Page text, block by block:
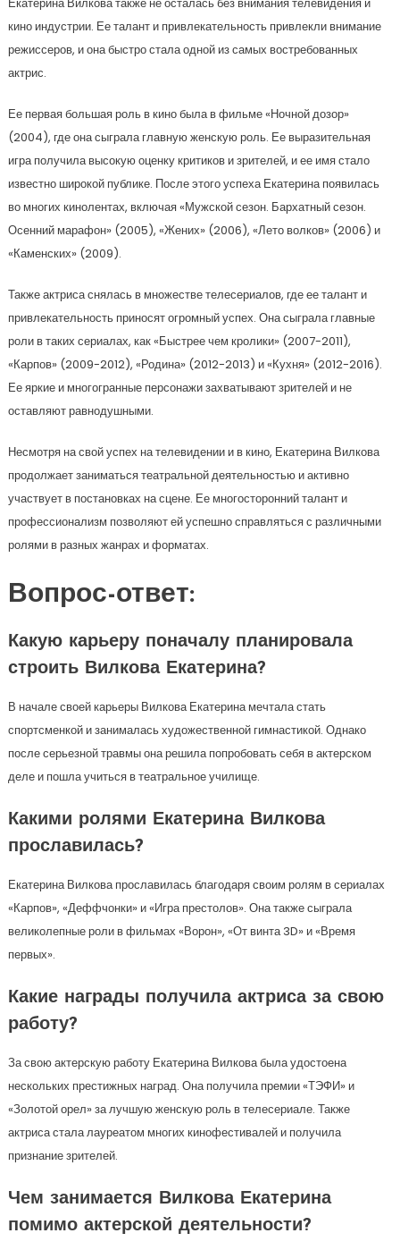
Екатерина Вилкова также не осталась без внимания телевидения и
кино индустрии. Ее талант и привлекательность привлекли внимание
режиссеров, и она быстро стала одной из самых востребованных
актрис.
Ее первая большая роль в кино была в фильме «Ночной дозор»
(2004), где она сыграла главную женскую роль. Ее выразительная
игра получила высокую оценку критиков и зрителей, и ее имя стало
известно широкой публике. После этого успеха Екатерина появилась
во многих кинолентах, включая «Мужской сезон. Бархатный сезон.
Осенний марафон» (2005), «Жених» (2006), «Лето волков» (2006) и
«Каменских» (2009).
Также актриса снялась в множестве телесериалов, где ее талант и
привлекательность приносят огромный успех. Она сыграла главные
роли в таких сериалах, как «Быстрее чем кролики» (2007-2011),
«Карпов» (2009-2012), «Родина» (2012-2013) и «Кухня» (2012-2016).
Ее яркие и многогранные персонажи захватывают зрителей и не
оставляют равнодушными.
Несмотря на свой успех на телевидении и в кино, Екатерина Вилкова
продолжает заниматься театральной деятельностью и активно
участвует в постановках на сцене. Ее многосторонний талант и
профессионализм позволяют ей успешно справляться с различными
ролями в разных жанрах и форматах.
Вопрос-ответ:
Какую карьеру поначалу планировала
строить Вилкова Екатерина?
В начале своей карьеры Вилкова Екатерина мечтала стать
спортсменкой и занималась художественной гимнастикой. Однако
после серьезной травмы она решила попробовать себя в актерском
деле и пошла учиться в театральное училище.
Какими ролями Екатерина Вилкова
прославилась?
Екатерина Вилкова прославилась благодаря своим ролям в сериалах
«Карпов», «Деффчонки» и «Игра престолов». Она также сыграла
великолепные роли в фильмах «Ворон», «От винта 3D» и «Время
первых».
Какие награды получила актриса за свою
работу?
За свою актерскую работу Екатерина Вилкова была удостоена
нескольких престижных наград. Она получила премии «ТЭФИ» и
«Золотой орел» за лучшую женскую роль в телесериале. Также
актриса стала лауреатом многих кинофестивалей и получила
признание зрителей.
Чем занимается Вилкова Екатерина
помимо актерской деятельности?